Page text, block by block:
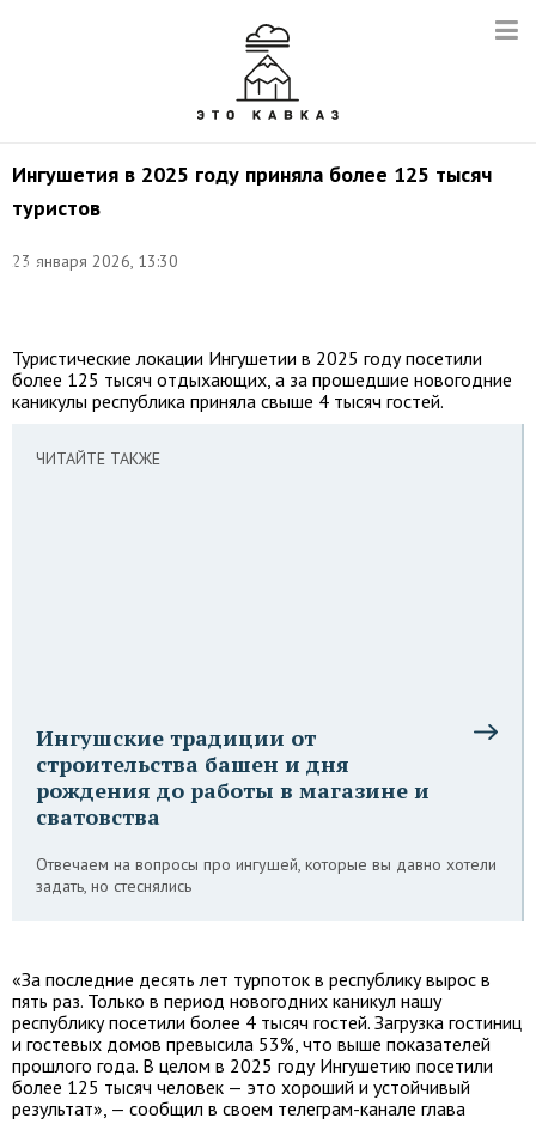
Ингушетия в 2025 году приняла более 125 тысяч
туристов
23 января 2026, 13:30
Фото:
Иван
Туристические локации Ингушетии в 2025 году посетили
более 125 тысяч отдыхающих, а за прошедшие новогодние
каникулы республика приняла свыше 4 тысяч гостей.
ЧИТАЙТЕ ТАКЖЕ
Ингушские традиции от
строительства башен и дня
рождения до работы в магазине и
сватовства
Отвечаем на вопросы про ингушей, которые вы давно хотели
задать, но стеснялись
«За последние десять лет турпоток в республику вырос в
пять раз. Только в период новогодних каникул нашу
республику посетили более 4 тысяч гостей. Загрузка гостиниц
и гостевых домов превысила 53%, что выше показателей
прошлого года. В целом в 2025 году Ингушетию посетили
более 125 тысяч человек — это хороший и устойчивый
результат», — сообщил в своем телеграм-канале глава